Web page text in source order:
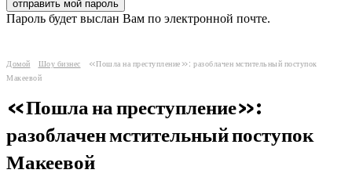
Пароль будет выслан Вам по электронной почте.
Домой Шоу бизнес
«Пошла на преступление»: разоблачен мстительный поступок
Макеевой
«Пошла на преступление»:
разоблачен мстительный поступок
Макеевой